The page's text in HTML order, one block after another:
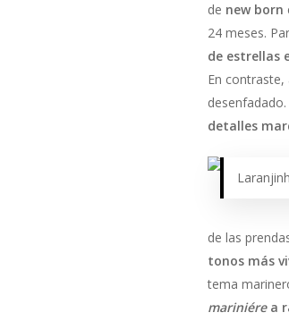
de new born
24 meses.
de estrellas
En
detalles
de las
tonos más
tema
mariniérea